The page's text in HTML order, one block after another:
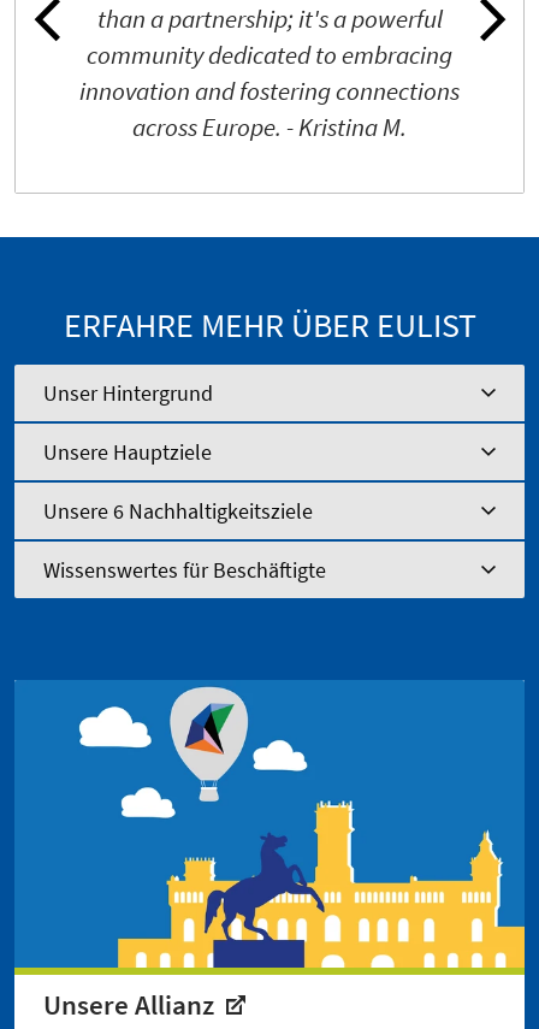
than a partnership; it's a powerful
community dedicated to embracing
innovation and fostering connections
across Europe. - Kristina M.
ERFAHRE MEHR ÜBER EULIST
Unser Hintergrund
Unsere Hauptziele
Unsere 6 Nachhaltigkeitsziele
Wissenswertes für Beschäftigte
Unsere Allianz